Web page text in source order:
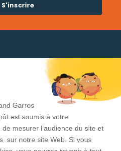
Garros
est soumis à votre
mesurer l’audience du site et
sur notre site Web. Si vous
S'inscrire